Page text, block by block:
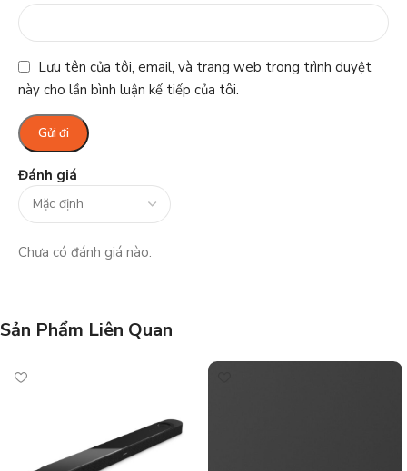
Đánh giá
Chưa có đánh giá nào.
Lưu tên của tôi, email, và trang web trong trình duyệt
này cho lần bình luận kế tiếp của tôi.
Sản Phẩm Liên Quan